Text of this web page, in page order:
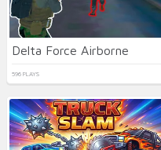
Delta Force Airborne
596 PLAYS